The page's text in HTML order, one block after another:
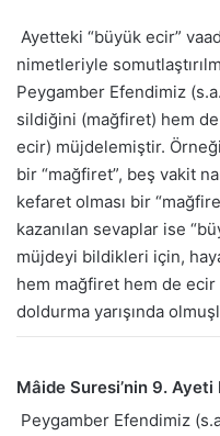
Ayetteki “büyük ecir”
nimetleriyle
Peygamber Efendimiz
sildiğini (mağfiret) hem
ecir) müjdelemiştir.
bir “mağfiret”, beş vakit
kefaret olması bir
kazanılan sevaplar ise
müjdeyi bildikleri için,
hem mağfiret hem de ecir
doldurma yarışında
Mâide Suresi’nin 9. Ayeti
Peygamber Efendimiz